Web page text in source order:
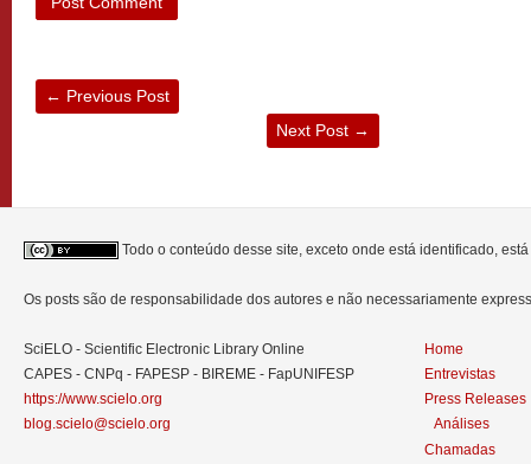
← Previous Post
Next Post →
Todo o conteúdo desse site, exceto onde está identificado,
Os posts são de responsabilidade dos autores e não necessariamente
SciELO - Scientific Electronic Library Online
CAPES - CNPq - FAPESP - BIREME - FapUNIFESP
https://www.scielo.org
blog.scielo@scielo.org
Home
Entrevistas
Press Releases
Análises
Chamadas